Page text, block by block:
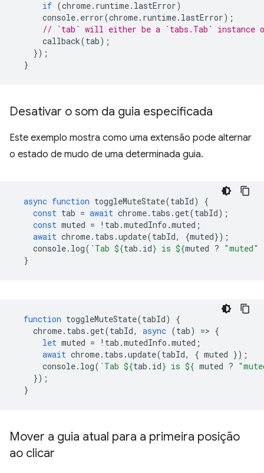
if (chrome. runtime. lastError)
console. error(chrome. runtime. lastError);
// `tab` will either be a `tabs.Tab` instance
callback(tab);
});
}
Desativar o som da guia especificada
Este exemplo mostra como uma extensão pode alternar
o estado de mudo de uma determinada guia.
async function toggleMuteState(tabId)
{
const tab = await chrome. tabs .get(tabId);
const muted = ! tab .mutedInfo .muted ;
await chrome. tabs .update(tabId, {muted});
console. log( `Tab ${tab . id} is ${muted ? "muted"
}
function toggleMuteState(tabId)
{
chrome. tabs .get(tabId, async (tab) => {
let muted = ! tab .mutedInfo .muted ;
await chrome. tabs .update(tabId, { muted });
console. log( `Tab ${tab . id} is ${ muted ?
});
}
Mover a guia atual para a primeira posição
ao clicar